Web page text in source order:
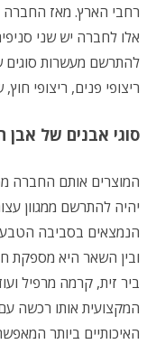
רחבי הארץ. מאז
אלו לחברה יש שני
להתרשם מעשרות סוגים
ריצופי פנים, ריצופי
סוגי אבנים של אבן
המוצרים אותם החברה
יהיה להתרשם ממגוון
הנמצאים בסביבה
ובין השאר היא מספקת
ביר זית, קרמה מרפיל
המקצועית אותו רכשה
האיכותיים ביותר